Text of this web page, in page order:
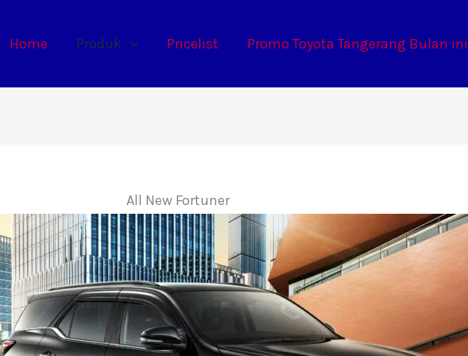
Home Produk Pricelist Promo Toyota Tangerang Bulan ini
All New Fortuner